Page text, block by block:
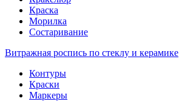
Краска
Морилка
Состаривание
Витражная роспись по стеклу и керамике
Контуры
Краски
Маркеры